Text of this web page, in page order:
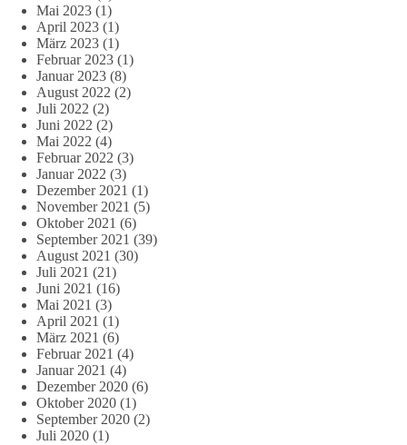
Mai 2023 (1)
April 2023 (1)
März 2023 (1)
Februar 2023 (1)
Januar 2023 (8)
August 2022 (2)
Juli 2022 (2)
Juni 2022 (2)
Mai 2022 (4)
Februar 2022 (3)
Januar 2022 (3)
Dezember 2021 (1)
November 2021 (5)
Oktober 2021 (6)
September 2021 (39)
August 2021 (30)
Juli 2021 (21)
Juni 2021 (16)
Mai 2021 (3)
April 2021 (1)
März 2021 (6)
Februar 2021 (4)
Januar 2021 (4)
Dezember 2020 (6)
Oktober 2020 (1)
September 2020 (2)
Juli 2020 (1)